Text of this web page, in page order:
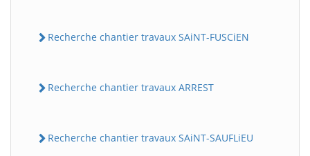
Recherche chantier travaux SAiNT-FUSCiEN
Recherche chantier travaux ARREST
Recherche chantier travaux SAiNT-SAUFLiEU